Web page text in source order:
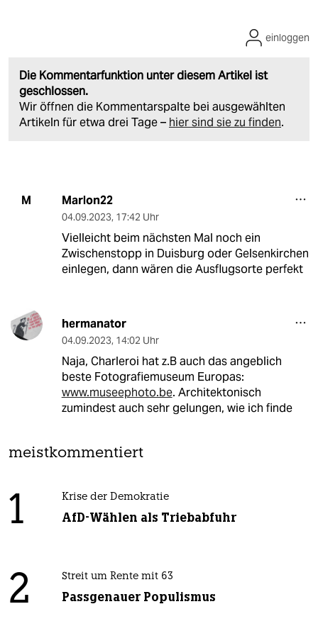
Die Kommentarfunktion unter diesem Artikel ist
geschlossen.
Wir öffnen die Kommentarspalte bei ausgewählten
Artikeln für etwa drei Tage – hier sind sie zu finden.
einloggen
M Marlon22
04.09.2023, 17:42 Uhr
Vielleicht beim nächsten Mal noch ein
Zwischenstopp in Duisburg oder Gelsenkirchen
einlegen, dann wären die Ausflugsorte perfekt
hermanator
04.09.2023, 14:02 Uhr
Naja, Charleroi hat z.B auch das angeblich
beste Fotografiemuseum Europas:
www.museephoto.be. Architektonisch
zumindest auch sehr gelungen, wie ich finde
meistkommentiert
1 Krise der Demokratie
AfD-Wählen als Triebabfuhr
2 Streit um Rente mit 63
Passgenauer Populismus